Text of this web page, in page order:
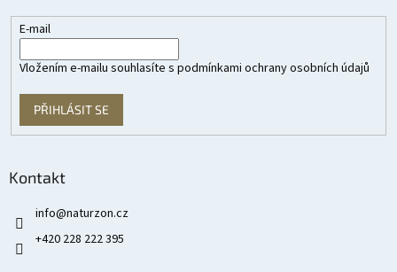
E-mail
Vložením e-mailu souhlasíte s podmínkami ochrany osobních údajů
PŘIHLÁSIT SE
Kontakt
info@naturzon.cz
+420 228 222 395